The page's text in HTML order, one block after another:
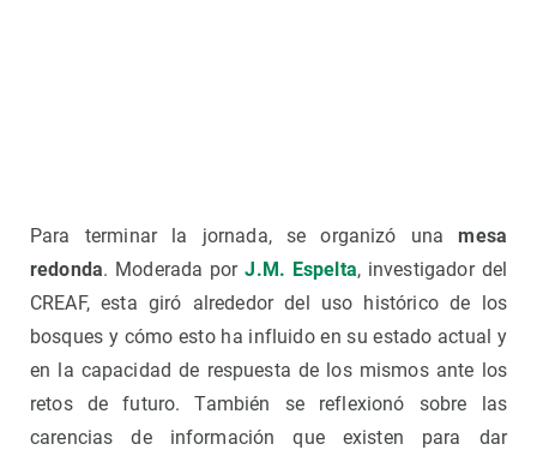
Para terminar la jornada, se organizó unamesa
redonda. Moderada porJ.M. Espelta, investigador del
CREAF, esta giró alrededor del uso histórico de los
bosques y cómo esto ha influido en su estado actual y
en la capacidad de respuesta de los mismos ante los
retos de futuro. También se reflexionó sobre las
carencias de información que existen para dar